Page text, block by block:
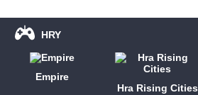
HRY
Empire
Hra Rising Cities